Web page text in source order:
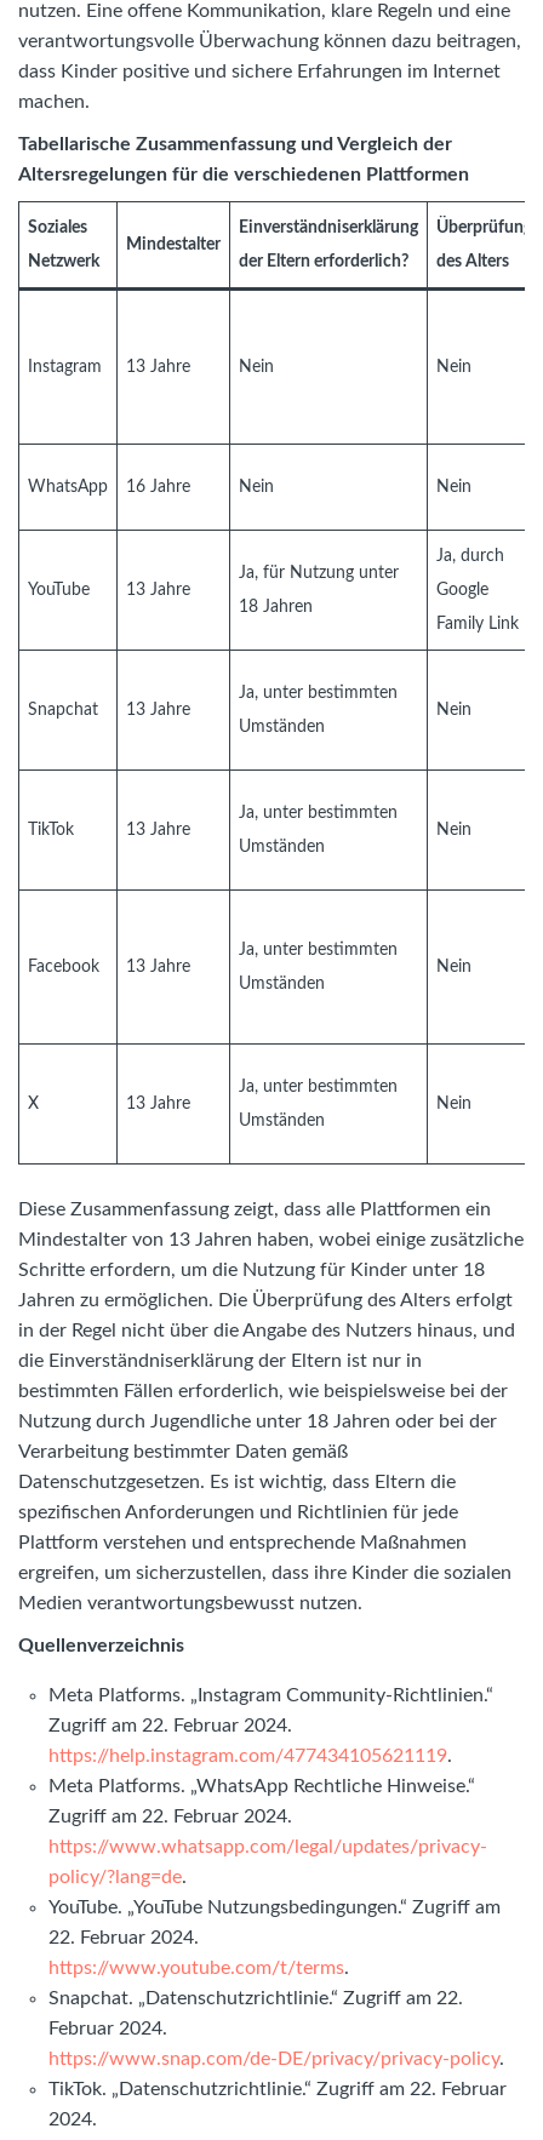
nutzen. Eine offene Kommunikation, klare Regeln und eine
verantwortungsvolle Überwachung können dazu beitragen,
dass Kinder positive und sichere Erfahrungen im Internet
machen.
Tabellarische Zusammenfassung und Vergleich der
Altersregelungen für die verschiedenen Plattformen
Soziales
Netzwerk
Mindestalter
Einverständniserklärung
der Eltern erforderlich?
Überprüfung
des Alters
Instagram 13 Jahre Nein Nein
WhatsApp 16 Jahre Nein Nein
YouTube 13 Jahre
Ja, für Nutzung unter
18 Jahren
Ja, durch
Google
Family Link
Snapchat 13 Jahre
Ja, unter bestimmten
Umständen
Nein
TikTok 13 Jahre
Ja, unter bestimmten
Umständen
Nein
Facebook 13 Jahre
Ja, unter bestimmten
Umständen
Nein
X 13 Jahre
Ja, unter bestimmten
Umständen
Nein
Diese Zusammenfassung zeigt, dass alle Plattformen ein
Mindestalter von 13 Jahren haben, wobei einige zusätzliche
Schritte erfordern, um die Nutzung für Kinder unter 18
Jahren zu ermöglichen. Die Überprüfung des Alters erfolgt
in der Regel nicht über die Angabe des Nutzers hinaus, und
die Einverständniserklärung der Eltern ist nur in
bestimmten Fällen erforderlich, wie beispielsweise bei der
Nutzung durch Jugendliche unter 18 Jahren oder bei der
Verarbeitung bestimmter Daten gemäß
Datenschutzgesetzen. Es ist wichtig, dass Eltern die
spezifischen Anforderungen und Richtlinien für jede
Plattform verstehen und entsprechende Maßnahmen
ergreifen, um sicherzustellen, dass ihre Kinder die sozialen
Medien verantwortungsbewusst nutzen.
Quellenverzeichnis
Meta Platforms. „Instagram Community-Richtlinien.“
Zugriff am 22. Februar 2024.
https://help.instagram.com/477434105621119.
Meta Platforms. „WhatsApp Rechtliche Hinweise.“
Zugriff am 22. Februar 2024.
https://www.whatsapp.com/legal/updates/privacy-
policy/?lang=de.
YouTube. „YouTube Nutzungsbedingungen.“ Zugriff am
22. Februar 2024.
https://www.youtube.com/t/terms.
Snapchat. „Datenschutzrichtlinie.“ Zugriff am 22.
Februar 2024.
https://www.snap.com/de-DE/privacy/privacy-policy.
TikTok. „Datenschutzrichtlinie.“ Zugriff am 22. Februar
2024.